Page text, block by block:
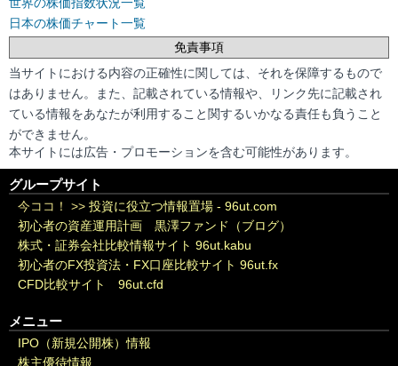
日本の株価チャート一覧
免責事項
当サイトにおける内容の正確性に関しては、それを保障するもので
はありません。また、記載されている情報や、リンク先に記載され
ている情報をあなたが利用すること関するいかなる責任も負うこと
ができません。
本サイトには広告・プロモーションを含む可能性があります。
グループサイト
今ココ！ >> 投資に役立つ情報置場 - 96ut.com
初心者の資産運用計画 黒澤ファンド（ブログ）
株式・証券会社比較情報サイト 96ut.kabu
初心者のFX投資法・FX口座比較サイト 96ut.fx
CFD比較サイト 96ut.cfd
メニュー
IPO（新規公開株）情報
株主優待情報